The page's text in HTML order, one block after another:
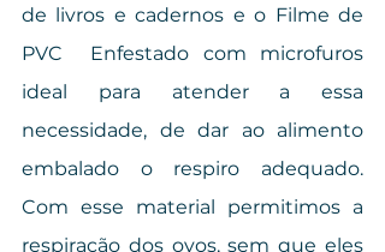
de livros e cadernos e o Filme de
PVC  Enfestado com microfuros
ideal para atender a essa
necessidade, de dar ao alimento
embalado o respiro adequado.
Com esse material permitimos a
respiração dos ovos, sem que eles